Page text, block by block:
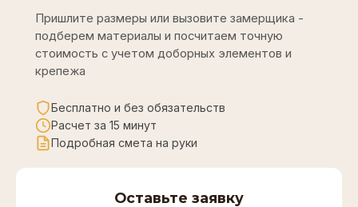
Пришлите размеры или вызовите замерщика -
подберем материалы и посчитаем точную
стоимость с учетом доборных элементов и
крепежа
Бесплатно и без обязательств
Расчет за 15 минут
Подробная смета на руки
Оставьте заявку